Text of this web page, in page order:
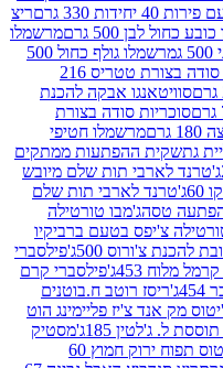
ריצ
גרם
מרשמלו
מרשמלו גולף כחול 500
סוכריות סודה בצורת טטריס 216
אבקה להכנת
סודה בצורת
חטיפי
ממתקים
תות שלם מיובש
לארבי תות שלם
ג'מבו טורטילה
בטעם ברביקיו
500ג'
פילסברי
פילסברי קרם
רוטב ח.בוטנים
פליימינג הוט
185ג'
מסטיק
מסטיק מנטוס תפוח ירוק חמוץ 60